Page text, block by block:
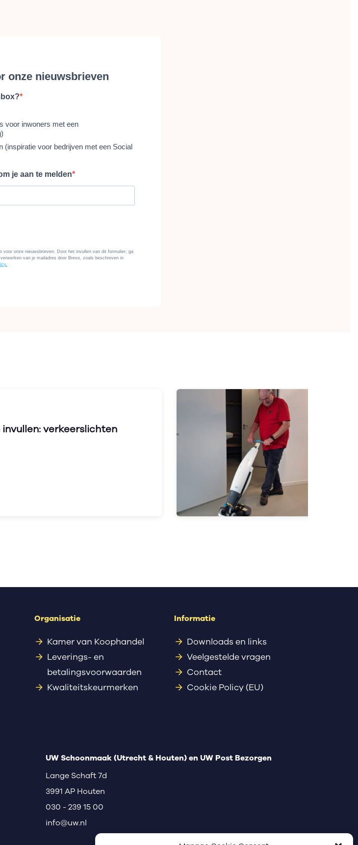
verkeerslichten
Organisatie
Kamer van Koophandel
Leverings- en
betalingsvoorwaarden
Kwaliteitskeurmerken
Informatie
Downloads en links
Veelgestelde vragen
Contact
Cookie Policy (EU)
UW Schoonmaak (Utrecht & Houten) en UW Post Bezorgen
Lange Schaft 7d
3991 AP Houten
030 - 239 15 00
info@uw.nl